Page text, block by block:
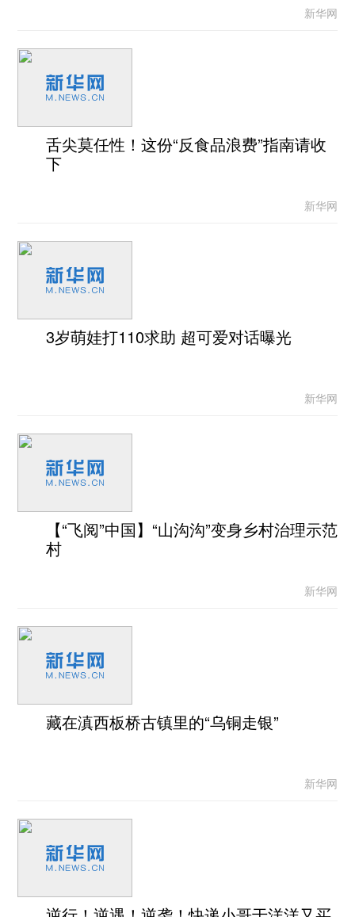
新华网
舌尖莫任性！这份“反食品浪费”指南请收
下
新华网
3岁萌娃打110求助 超可爱对话曝光
新华网
【“飞阅”中国】“山沟沟”变身乡村治理示范
村
新华网
藏在滇西板桥古镇里的“乌铜走银”
新华网